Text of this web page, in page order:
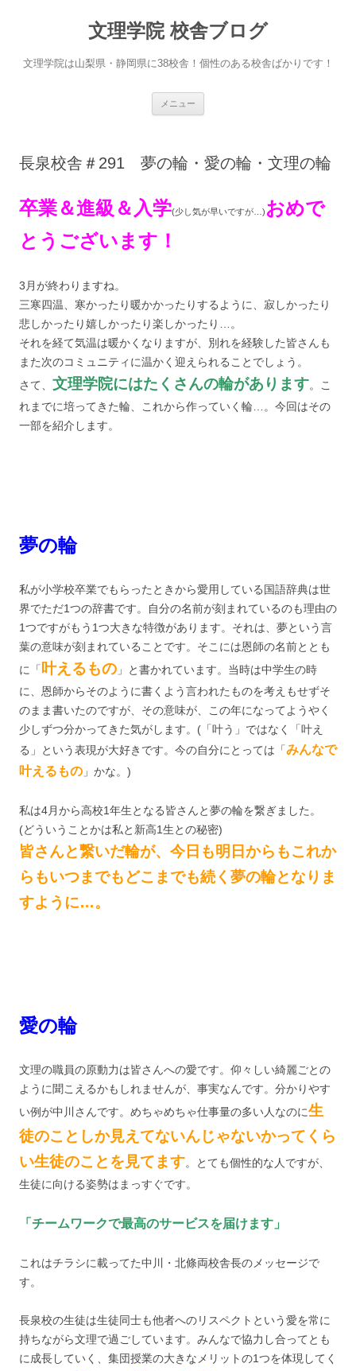
文理学院 校舎ブログ
文理学院は山梨県・静岡県に38校舎！個性のある校舎ばかりです！
メニュー
へ
ス
長泉校舎＃291 夢の輪・愛の輪・文理の輪
卒業＆進級＆入学(少し気が早いですが…) おめで
とうございます！
3月が終わりますね。
三寒四温、寒かったり暖かかったりするように、寂しかったり
悲しかったり嬉しかったり楽しかったり…。
それを経て気温は暖かくなりますが、別れを経験した皆さんも
また次のコミュニティに温かく迎えられることでしょう。
さて、 文理学院にはたくさんの輪があります。こ
れまでに培ってきた輪、これから作っていく輪…。今回はその
一部を紹介します。
夢の輪
私が小学校卒業でもらったときから愛用している国語辞典は世
界でただ1つの辞書です。自分の名前が刻まれているのも理由の
1つですがもう1つ大きな特徴があります。それは、夢という言
葉の意味が刻まれていることです。そこには恩師の名前ととも
に「 叶えるもの 」と書かれています。当時は中学生の時
に、恩師からそのように書くよう言われたものを考えもせずそ
のまま書いたのですが、その意味が、この年になってようやく
少しずつ分かってきた気がします。(「叶う」ではなく「叶え
る」という表現が大好きです。今の自分にとっては「みんなで
叶える もの 」かな。)
私は4月から高校1年生となる皆さんと夢の輪を繋ぎました。
(どういうことかは私と新高1生との秘密)
皆さんと繋いだ輪が、今日も明日からもこれか
らもいつまでもどこまでも続く夢の輪となりま
すように…。
愛の輪
文理の職員の原動力は皆さんへの愛です。仰々しい綺麗ごとの
ように聞こえるかもしれませんが、事実なんです。分かりやす
い例が中川さんです。めちゃめちゃ仕事量の多い人なのに生
徒のことしか見えてないんじゃないかってくら
い生徒のことを見てます。とても個性的な人ですが、
生徒に向ける姿勢はまっすぐです。
「チームワークで最高のサービスを届けます」
これはチラシに載ってた中川・北條両校舎長のメッセージで
す。
長泉校の生徒は生徒同士も他者へのリスペクトという愛を常に
持ちながら文理で過ごしています。みんなで協力し合ってとも
に成長していく、集団授業の大きなメリットの1つを体現してく